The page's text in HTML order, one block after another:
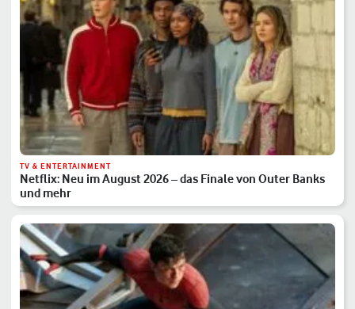
TV & ENTERTAINMENT
Netflix: Neu im August 2026 – das Finale von Outer Banks
und mehr